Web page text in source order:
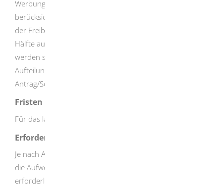
Werbungskosten können nur bei der Person
berücksichtigt werden, bei der sie entstanden sind. Wenn
der Freibetrag im Übrigen anders als je zur
Hälfte auf die Ehegatten/Lebenspartner(innen) aufgeteilt
werden soll, dann geben Sie bitte das
Aufteilungsverhältnisauf der Anlage "Vereinfachter
Antrag/Sonstiges" an.
Fristen
Für das laufende Kalenderjahr: bis zum 30. November
Erforderliche Unterlagen
Je nach Antragsgrund können zusätzliche Nachweise für
die Aufwendungen oder gesonderte Erläuterungen
erforderlich sein.